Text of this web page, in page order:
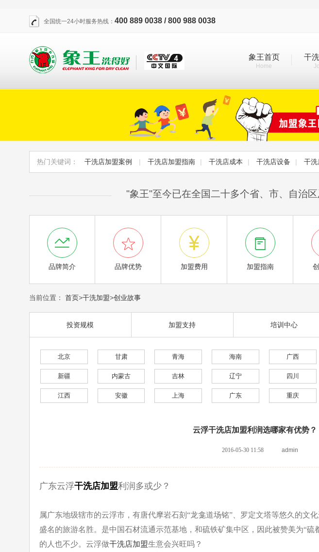
全国统一24小时服务热线： 400 889 0038 / 800 988 0038
象王首页
Home
干
热门关键词： 干洗店加盟案例 | 干洗店加盟指南 | 干洗店成本 | 干洗店设备 | 干洗
"象王"至今已在全国二十多个省、市、自治

品牌简介

品牌优势

加盟费用

加盟指南
当前位置： 首页>干洗加盟>创业故事
投资规模 加盟支持 培训中心
北京 甘肃 青海 海南 广西
新疆 内蒙古 吉林 辽宁 四川
江西 安徽 上海 广东 重庆
云浮干洗店加盟利润选哪家有优势？
2016-05-30 11:58 admin
广东云浮干洗店加盟利润多或少？
属广东地级辖市的云浮市，有唐代摩岩石刻“龙龛道场铭”、罗定文塔等悠久的文
盛名的旅游名胜。 是中国石材流通示范基地，和硫铁矿集中区，因此被赞美为“
的人也不少。云浮做干洗店加盟生意会兴旺吗？